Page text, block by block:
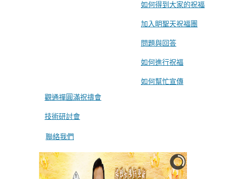
如何得到大家的祝福
加入眀聖天祝福團
問題與回答
如何進行祝福
如何幫忙宣傳
觀通禪圓滿祝禱會
技術研討會
聯絡我們